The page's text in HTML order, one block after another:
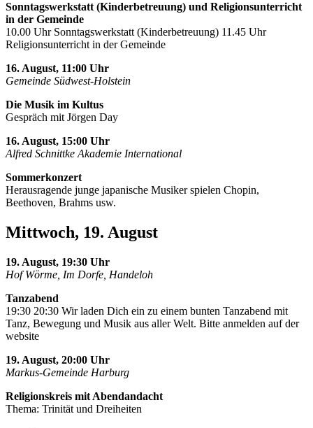
Sonntagswerkstatt (Kinderbetreuung) und Religionsunterricht
in der Gemeinde
10.00 Uhr Sonntagswerkstatt (Kinderbetreuung) 11.45 Uhr
Religionsunterricht in der Gemeinde
16. August, 11:00 Uhr
Gemeinde Südwest-Holstein
Die Musik im Kultus
Gespräch mit Jörgen Day
16. August, 15:00 Uhr
Alfred Schnittke Akademie International
Sommerkonzert
Herausragende junge japanische Musiker spielen Chopin,
Beethoven, Brahms usw.
Mittwoch, 19. August
19. August, 19:30 Uhr
Hof Wörme, Im Dorfe, Handeloh
Tanzabend
19:30 20:30 Wir laden Dich ein zu einem bunten Tanzabend mit
Tanz, Bewegung und Musik aus aller Welt. Bitte anmelden auf der
website
19. August, 20:00 Uhr
Markus-Gemeinde Harburg
Religionskreis mit Abendandacht
Thema: Trinität und Dreiheiten